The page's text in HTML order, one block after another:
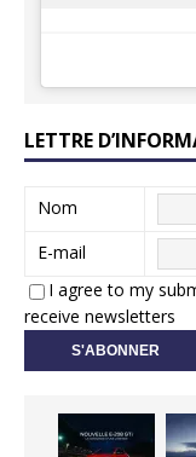
LETTRE
Nom
E-mail
I agree to my
receive newsletters